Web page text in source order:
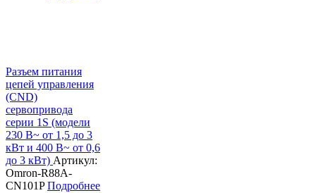
Разъем питания
цепей управления
(CND)
сервопривода
серии 1S (модели
230 В~ от 1,5 до 3
кВт и 400 В~ от 0,6
до 3 кВт) Артикул:
Omron-R88A-
CN101PПодробнее